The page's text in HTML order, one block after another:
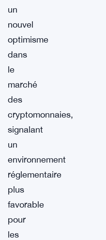
un
nouvel
optimisme
dans
le
marché
des
cryptomonnaies,
signalant
un
environnement
réglementaire
plus
favorable
pour
les